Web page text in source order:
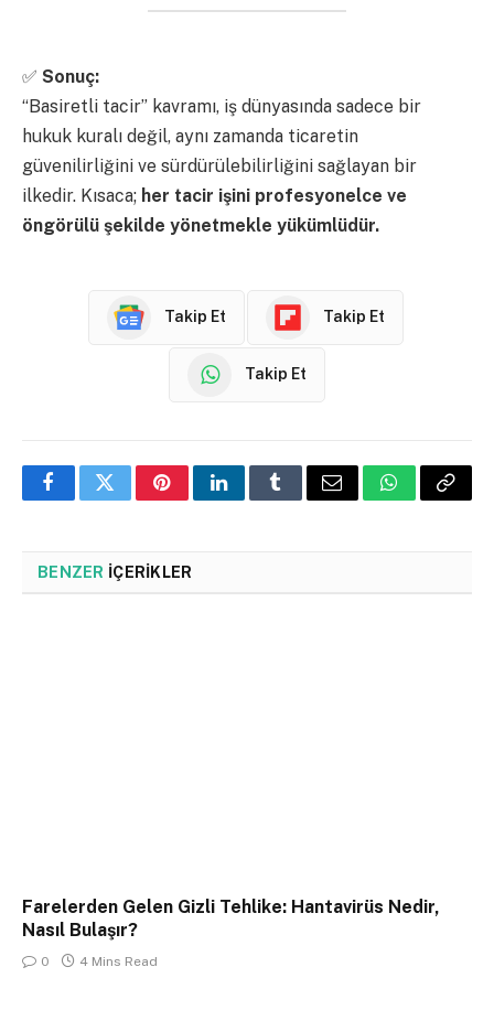
✅ Sonuç:
“Basiretli tacir” kavramı, iş dünyasında sadece bir
hukuk kuralı değil, aynı zamanda ticaretin
güvenilirliğini ve sürdürülebilirliğini sağlayan bir
ilkedir. Kısaca; her tacir işini profesyonelce ve
öngörülü şekilde yönetmekle yükümlüdür.
Takip Et Takip Et
Takip Et
FacebookTwitterPinterestLinkedInTumblrEmail WhatsApp
Copy
BENZER İÇERIKLER
Farelerden Gelen Gizli Tehlike: Hantavirüs Nedir,
Nasıl Bulaşır?
0 4 Mins Read